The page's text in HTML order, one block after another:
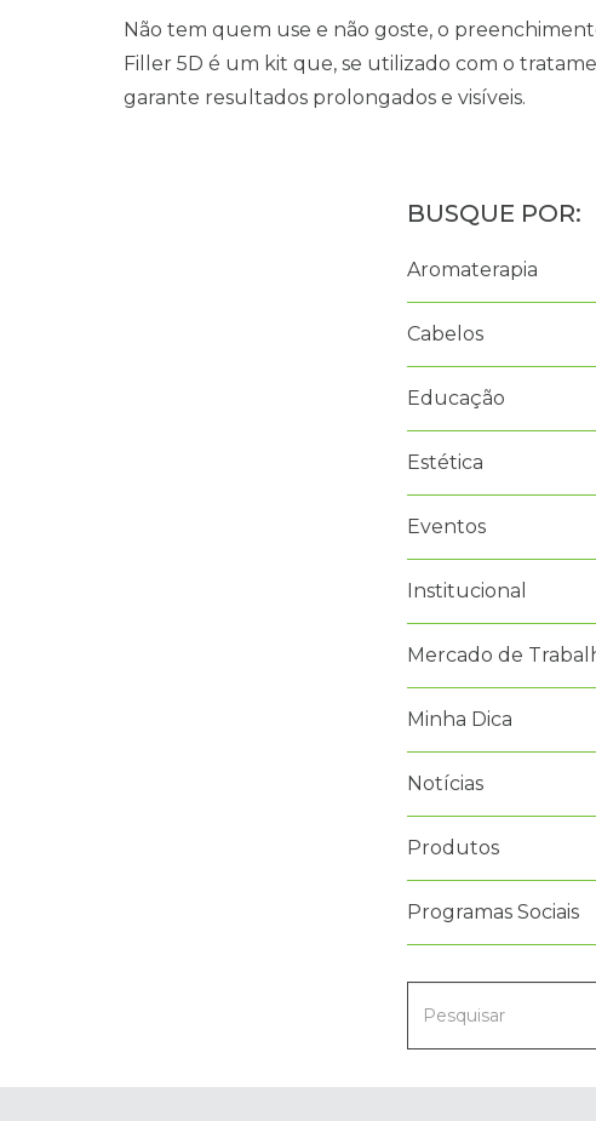
Não tem quem use e não goste, o
Filler 5D é um kit que, se utilizado com o
garante resultados prolongados e visíveis.
Aromaterapia
Cabelos
Educação
Estética
Eventos
Institucional
Mercado de
Minha Dica
Notícias
Produtos
Programas Sociais